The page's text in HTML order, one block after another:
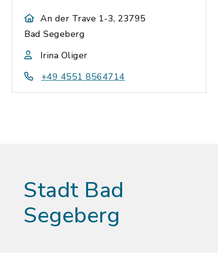
An der Trave 1-3, 23795
Bad Segeberg
Irina Oliger
+49 4551 8564714
Stadt Bad
Segeberg